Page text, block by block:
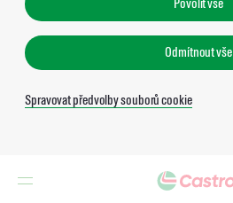
Povolit vše
Odmítnout vše
Spravovat předvolby souborů cookie